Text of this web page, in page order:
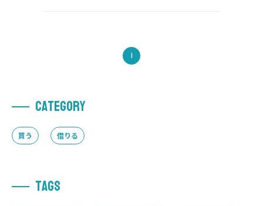
1
CATEGORY
買う 借りる
TAGS